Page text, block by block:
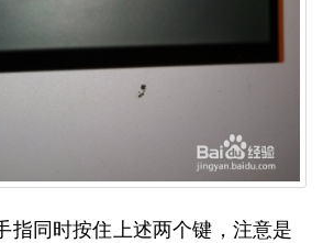
指同时按住上述两个键，注意是